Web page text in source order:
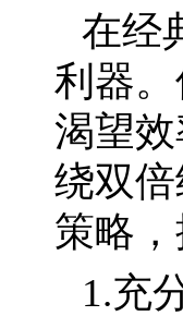
在经
利器
渴望
绕双
策略
1.充